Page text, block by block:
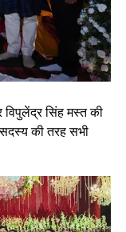
सिंह मस्त की
सदस्य की तरह सभी